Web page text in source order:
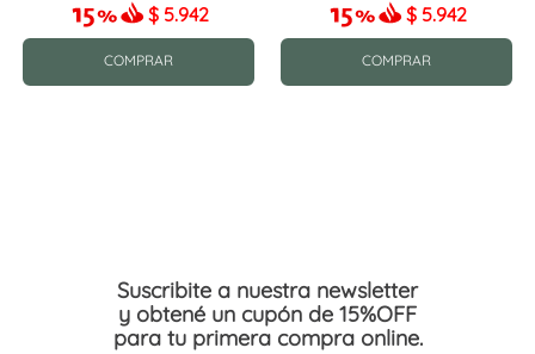
$ 5.942
COMPRAR
$ 5.942
COMPRAR
Suscribite a nuestra newsletter
y obtené un cupón de 15%OFF
para tu primera compra online.